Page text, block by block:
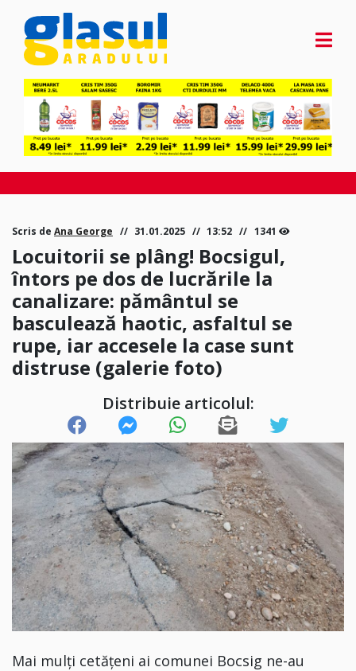
Scris de Ana George 31.01.2025 13:52 1341
Locuitorii se plâng! Bocsigul,
întors pe dos de lucrările la
canalizare: pământul se
basculează haotic, asfaltul se
rupe, iar accesele la case sunt
distruse (galerie foto)
Distribuie articolul:
Mai mulți cetățeni ai comunei Bocsig ne-au